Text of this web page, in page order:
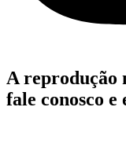
A reprodução
fale conosco